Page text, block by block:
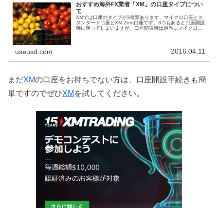
おすすめ海外FX業者「XM」の口座タイプについ
て
XMでは口座のタイプが3種類あります。マイクロ口座とス
タンダード口座とXM Zero口座です。3つもあると口座開設
時に迷ってしまいますが、口座開設時は適当にマイクロ口
useusd.com 2016.04.11
まだXMの口座をお持ちでない方は、口座開設手続きも簡
単ですのでぜひXM を試してください。